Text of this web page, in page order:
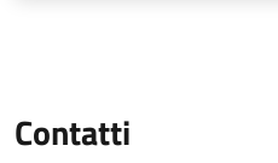
Contatti